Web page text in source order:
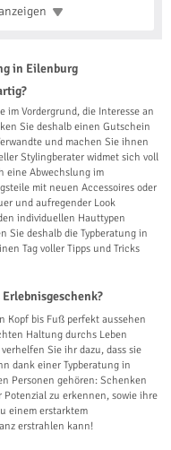
in Eilenburg
Vordergrund, die Interesse an
Sie deshalb einen Gutschein
und machen Sie ihnen
Stylingberater widmet sich voll
eine Abwechslung im
mit neuen Accessoires oder
und aufregender Look
individuellen Hauttypen
Sie deshalb die Typberatung in
Tag voller Tipps und Tricks
Kopf bis Fuß perfekt aussehen
Haltung durchs Leben
Sie ihr dazu, dass sie
dank einer Typberatung in
Personen gehören: Schenken
zu erkennen, sowie ihre
einem erstarktem
erstrahlen kann!